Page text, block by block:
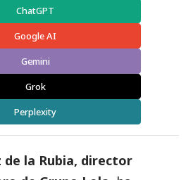
ChatGPT
Google AI
Gemini
Grok
Perplexity
de la Rubia, director